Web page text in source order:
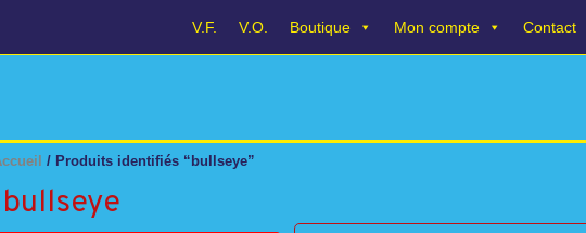
V.F. V.O. Boutique Mon compte Contact
/ Produits identifiés “bullseye”
bullseye